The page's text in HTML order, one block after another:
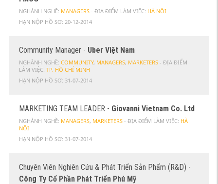
NGHÀNH NGHỀ: MANAGERS - ĐỊA ĐIỂM LÀM VIỆC: HÀ NỘI
HẠN NỘP HỒ SƠ: 20-12-2014
Community Manager - Uber Việt Nam
NGHÀNH NGHỀ: COMMUNITY, MANAGERS, MARKETERS - ĐỊA ĐIỂM
LÀM VIỆC: TP. HỒ CHÍ MINH
HẠN NỘP HỒ SƠ: 31-07-2014
MARKETING TEAM LEADER - Giovanni Vietnam Co. Ltd
NGHÀNH NGHỀ: MANAGERS, MARKETERS - ĐỊA ĐIỂM LÀM VIỆC: HÀ
NỘI
HẠN NỘP HỒ SƠ: 31-07-2014
Chuyên Viên Nghiên Cứu & Phát Triển Sản Phẩm (R&D) -
Công Ty Cổ Phần Phát Triển Phú Mỹ